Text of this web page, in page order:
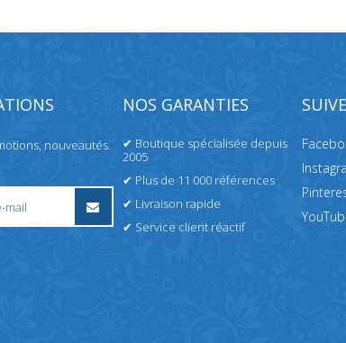
nouveautés
NOS GARANTIES
✔ Boutique spécialisée depuis
2005
✔ Plus de 11 000 références
✔ Livraison rapide
✔ Service client réactif